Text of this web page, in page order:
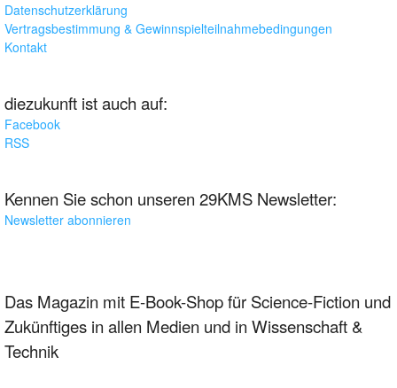
Datenschutzerklärung
Vertragsbestimmung & Gewinnspielteilnahmebedingungen
Kontakt
diezukunft ist auch auf:
Facebook
RSS
Kennen Sie schon unseren 29KMS Newsletter:
Newsletter abonnieren
Das Magazin mit E-Book-Shop für Science-Fiction und
Zukünftiges in allen Medien und in Wissenschaft &
Technik